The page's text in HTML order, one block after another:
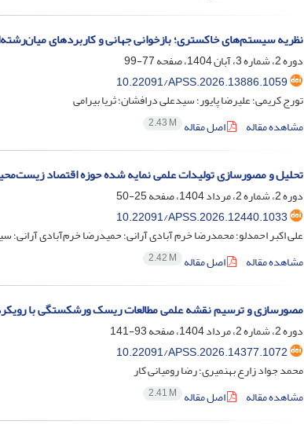
نظریه سیستم‌های خاکستری؛ بازخوانی جهانی و کاربردهای
دوره 2، شماره 3، آبان 1404، صفحه
77-99
10.22091/APSS.2026.13886.1059
تورج کریمی؛ علیرضا پایور؛ سیدعلی درافشان؛ ثریا بیرامی
مشاهده مقاله
اصل مقاله 2.43 M
تحلیل و مصورسازی تولیدات علمی نمایه شده حوزه اقتصاد
دوره 2، شماره 2، مرداد 1404، صفحه
25-50
10.22091/APSS.2026.12440.1033
علی اکبر احمدلو؛ محمدرضا خرم آبادی آرانی؛ حمیدرضا خرم‌آبادی
مشاهده مقاله
اصل مقاله 2.42 M
مصورسازی و ترسیم نقشه علمی مطالعات ریسک ورشکستگی با
دوره 2، شماره 2، مرداد 1404، صفحه
93-141
10.22091/APSS.2026.14377.1072
محمد جواد زارع بهنمیری؛ رضا رومیانی کار
مشاهده مقاله
اصل مقاله 2.41 M